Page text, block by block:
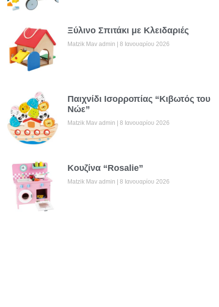
Ξύλινο Σπιτάκι με Κλειδαριές
Matzik Mav admin 8 Ιανουαρίου 2026
Παιχνίδι Ισορροπίας “Κιβωτός του
Νώε”
Matzik Mav admin 8 Ιανουαρίου 2026
Κουζίνα “Rosalie”
Matzik Mav admin 8 Ιανουαρίου 2026